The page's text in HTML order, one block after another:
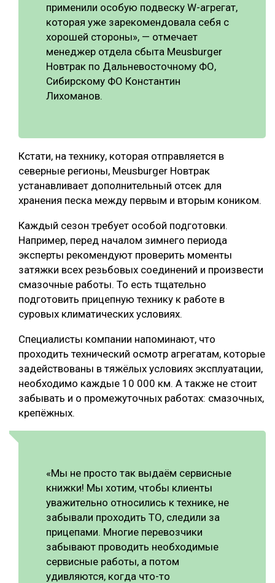
применили особую подвеску W-агрегат,
которая уже зарекомендовала себя с
хорошей стороны», — отмечает
менеджер отдела сбыта Meusburger
Новтрак по Дальневосточному ФО,
Сибирскому ФО Константин
Лихоманов.
Кстати, на технику, которая отправляется в
северные регионы, Meusburger Новтрак
устанавливает дополнительный отсек для
хранения песка между первым и вторым коником.
Каждый сезон требует особой подготовки.
Например, перед началом зимнего периода
эксперты рекомендуют проверить моменты
затяжки всех резьбовых соединений и произвести
смазочные работы. То есть тщательно
подготовить прицепную технику к работе в
суровых климатических условиях.
Специалисты компании напоминают, что
проходить технический осмотр агрегатам, которые
задействованы в тяжёлых условиях эксплуатации,
необходимо каждые 10 000 км. А также не стоит
забывать и о промежуточных работах: смазочных,
крепёжных.
«Мы не просто так выдаём сервисные
книжки! Мы хотим, чтобы клиенты
уважительно относились к технике, не
забывали проходить ТО, следили за
прицепами. Многие перевозчики
забывают проводить необходимые
сервисные работы, а потом
удивляются, когда что-то